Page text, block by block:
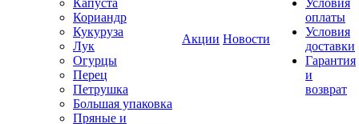
Капуста
Кориандр
Кукуруза
Лук
Огурцы
Перец
Петрушка
Большая упаковка
Пряные и
Акции Новости
Условия
оплаты
Условия
доставки
Гарантия
и
возврат